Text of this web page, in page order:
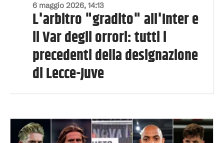
6 maggio 2026, 14:13
L'arbitro "gradito" all'Inter e
il Var degli orrori: tutti i
precedenti della designazione
di Lecce-Juve